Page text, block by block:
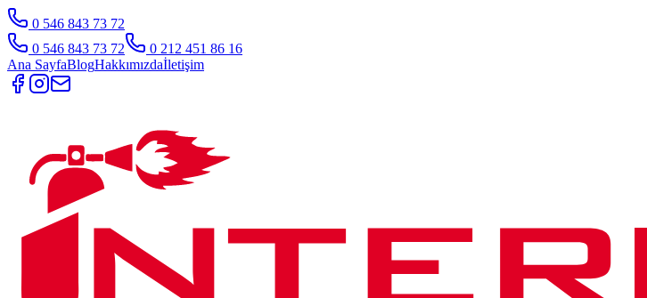
0 546 843 73 72
0 546 843 73 72
0 212 451 86 16
Ana SayfaBlogHakkımızdaİletişim